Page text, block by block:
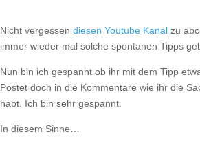
Nicht vergessen diesen Youtube Kanal zu
immer wieder mal solche spontanen Tipps
Nun bin ich gespannt ob ihr mit dem Tipp
Postet doch in die Kommentare wie ihr die
habt. Ich bin sehr gespannt.
In diesem Sinne…